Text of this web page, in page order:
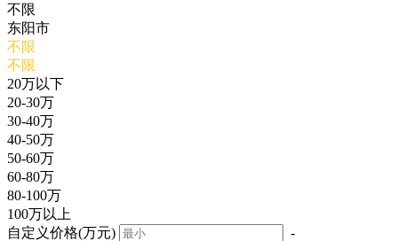
不限
东阳市
不限
不限
20万以下
20-30万
30-40万
40-50万
50-60万
60-80万
80-100万
100万以上
自定义价格(万元)
-